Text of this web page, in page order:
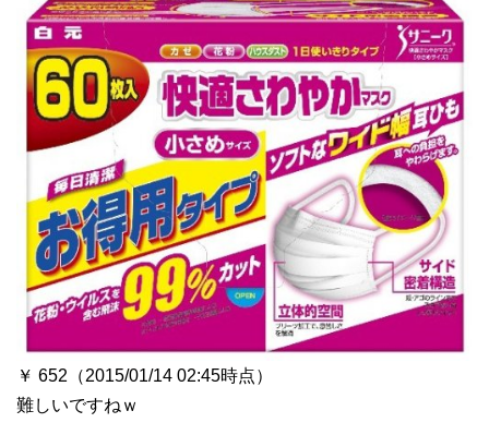
￥ 652（2015/01/14 02:45時点）
難しいですねｗ